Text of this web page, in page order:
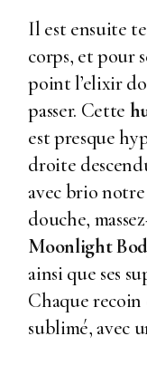
Il est ensuite
corps, et pour
point l’elixir
passer. Cette
est presque
droite
avec brio
douche,
Moonlight
ainsi que ses
Chaque
sublimé, avec